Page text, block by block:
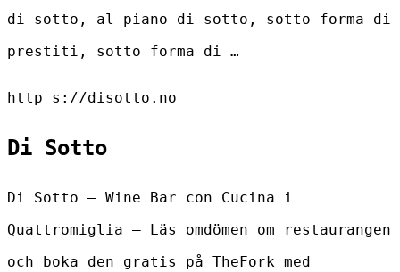
di sotto, al piano di sotto, sotto forma di
prestiti, sotto forma di …
http s://disotto.no
Di Sotto
Di Sotto – Wine Bar con Cucina i
Quattromiglia – Läs omdömen om restaurangen
och boka den gratis på TheFork med